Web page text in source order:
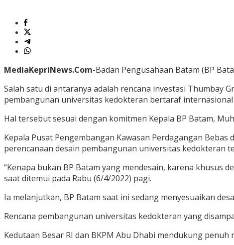
MediaKepriNews.Com-Badan Pengusahaan Batam (BP
Salah satu di antaranya adalah rencana investasi
pembangunan universitas kedokteran bertaraf internasional
Hal tersebut sesuai dengan komitmen Kepala BP Batam,
Kepala Pusat Pengembangan Kawasan Perdagangan
perencanaan desain pembangunan universitas kedokteran
“Kenapa bukan BP Batam yang mendesain, karena
saat ditemui pada Rabu (6/4/2022) pagi.
Ia melanjutkan, BP Batam saat ini sedang menyesuaikan
Rencana pembangunan universitas kedokteran yang
Kedutaan Besar RI dan BKPM Abu Dhabi mendukung